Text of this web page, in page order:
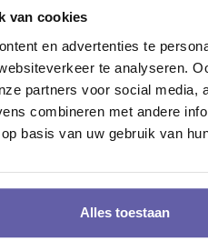
van cookies
en advertenties te
te analyseren.
partners voor social media,
combineren met andere
basis van uw gebruik van
Alles toestaan
uur